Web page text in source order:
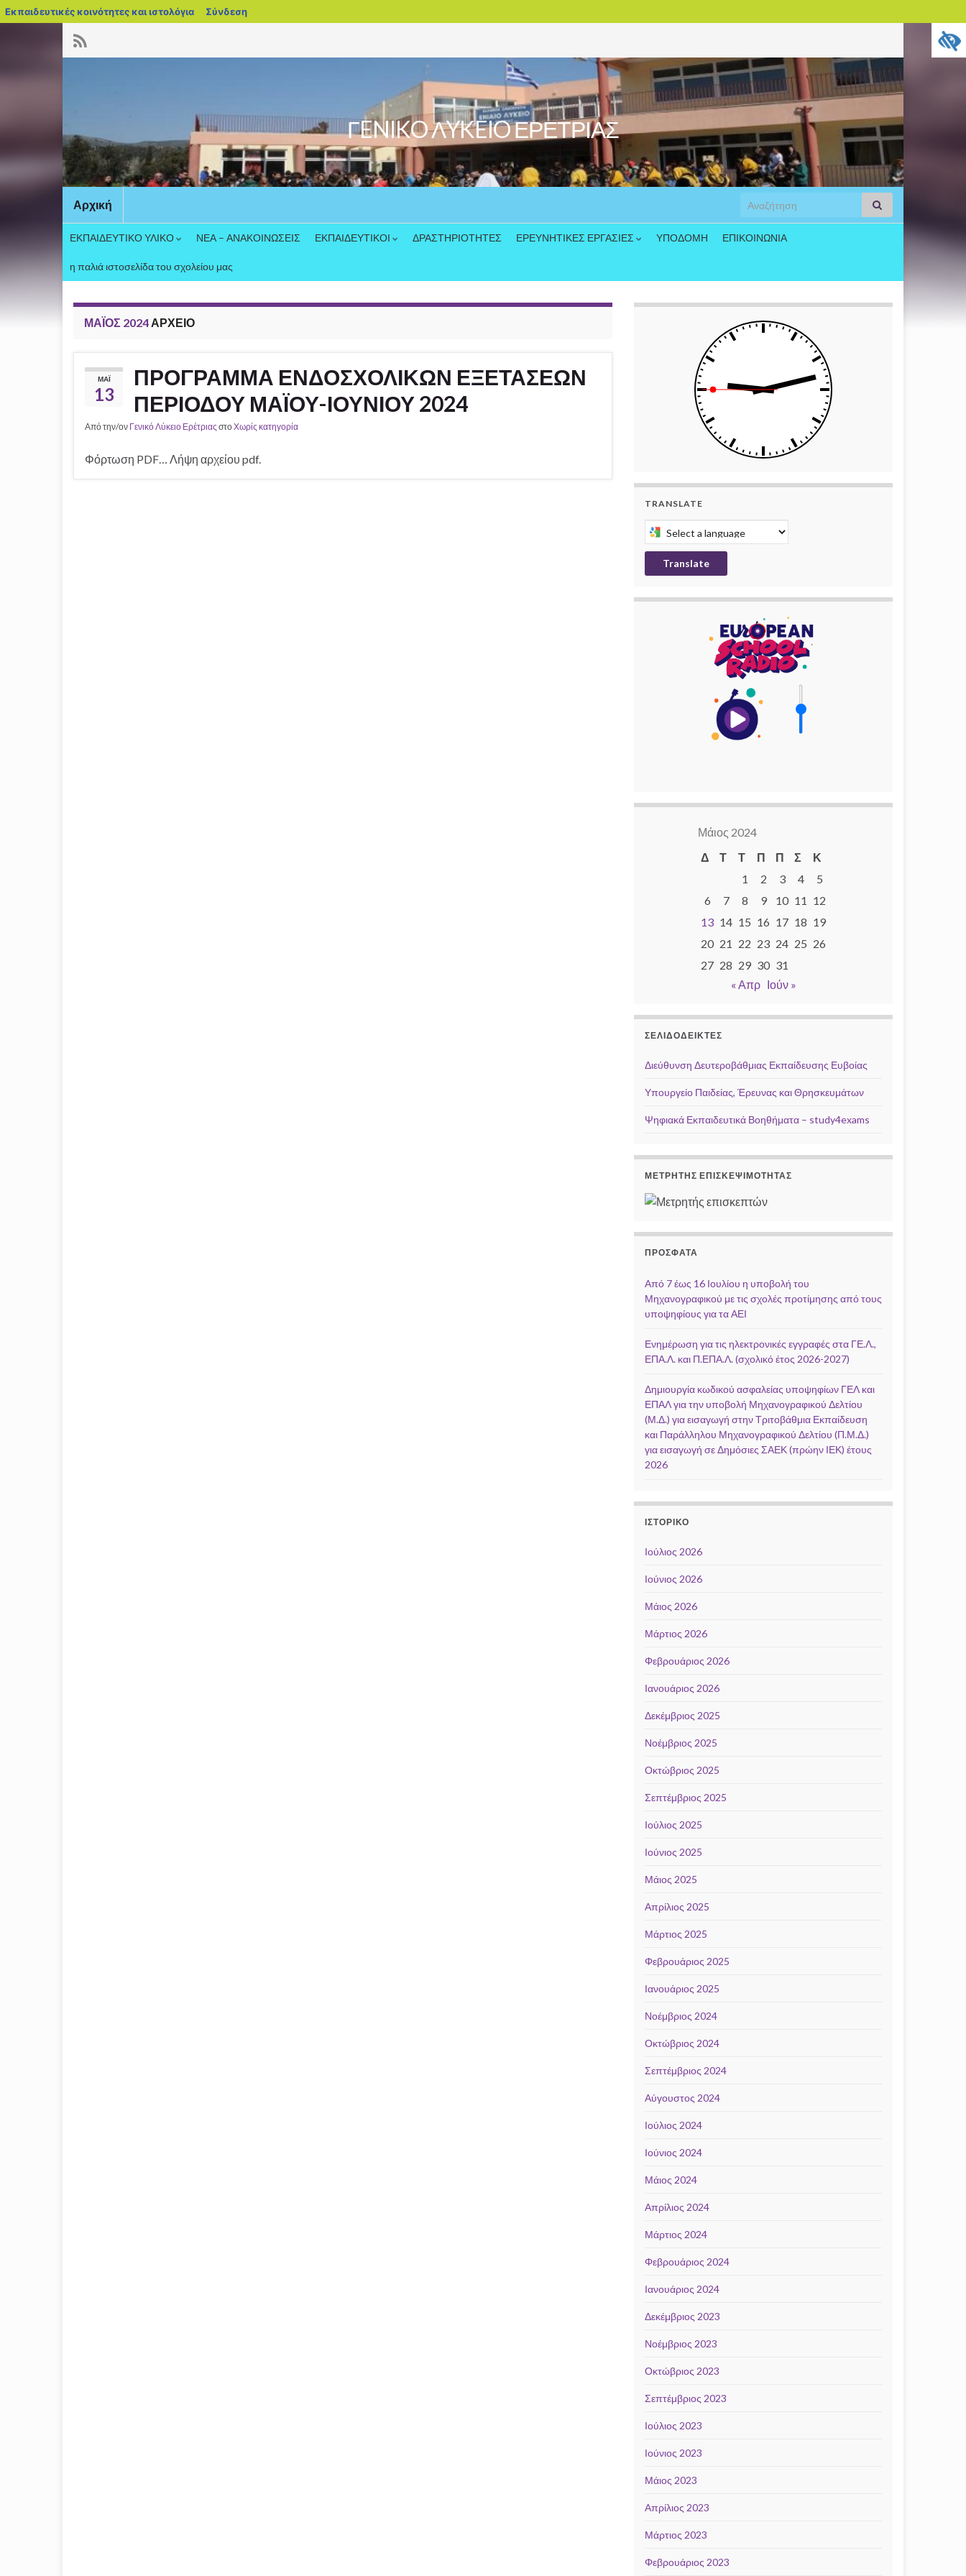
Εκπαιδευτικές κοινότητες και ιστολόγια blogs.sch.gr
Σύνδεση
ΓENIKO ΛYKEIO ΕΡΕΤΡΙΑΣ
Αρχική
Search
ΕΚΠΑΙΔΕΥΤΙΚΟ ΥΛΙΚΟ ΝΕΑ – ΑΝΑΚΟΙΝΩΣΕΙΣ ΕΚΠΑΙΔΕΥΤΙΚΟΙ ΔΡΑΣΤΗΡΙΟΤΗΤΕΣ ΕΡΕΥΝΗΤΙΚΕΣ ΕΡΓΑΣΙΕΣ ΥΠΟΔΟΜΗ ΕΠΙΚΟΙΝΩΝΙΑ
η παλιά ιστοσελίδα του σχολείου μας
ΜΆΙΟΣ 2024 ΑΡΧΕΊΟ
ΜΆΙ
13
ΠΡΟΓΡΑΜΜΑ ΕΝΔΟΣΧΟΛΙΚΩΝ ΕΞΕΤΑΣΕΩΝ
ΠΕΡΙΟΔΟΥ ΜΑΪΟΥ-ΙΟΥΝΙΟΥ 2024
Από την/ον Γενικό Λύκειο Ερέτριας στοΧωρίς κατηγορία
Φόρτωση PDF… Λήψη αρχείου pdf.
TRANSLATE
Select a language to translate this page
Translate
Μάιος 2024
Δ
Τ Τ Π Π Σ
Κ
1
2 3 4
5
6
7 8 9 10 11 12
13 14 15 16 17 18 19
20 21 22 23 24 25 26
27 28 29 30 31
« Απρ Ιούν »
ΣΕΛΙΔΟΔΕΊΚΤΕΣ
Διεύθυνση Δευτεροβάθμιας Εκπαίδευσης Ευβοίας
Υπουργείο Παιδείας, Έρευνας και Θρησκευμάτων
Ψηφιακά Εκπαιδευτικά Βοηθήματα – study4exams
ΜΕΤΡΗΤΉΣ ΕΠΙΣΚΕΨΙΜΌΤΗΤΑΣ
ΠΡΌΣΦΑΤΑ
Από 7 έως 16 Ιουλίου η υποβολή του
Μηχανογραφικού με τις σχολές προτίμησης από τους
υποψηφίους για τα ΑΕΙ
Ενημέρωση για τις ηλεκτρονικές εγγραφές στα ΓΕ.Λ.,
ΕΠΑ.Λ. και Π.ΕΠΑ.Λ. (σχολικό έτος 2026-2027)
Δημιουργία κωδικού ασφαλείας υποψηφίων ΓΕΛ και
ΕΠΑΛ για την υποβολή Μηχανογραφικού Δελτίου
(Μ.Δ.) για εισαγωγή στην Τριτοβάθμια Εκπαίδευση
και Παράλληλου Μηχανογραφικού Δελτίου (Π.Μ.Δ.)
για εισαγωγή σε Δημόσιες ΣΑΕΚ (πρώην ΙΕΚ) έτους
2026
ΙΣΤΟΡΙΚΌ
Ιούλιος 2026
Ιούνιος 2026
Μάιος 2026
Μάρτιος 2026
Φεβρουάριος 2026
Ιανουάριος 2026
Δεκέμβριος 2025
Νοέμβριος 2025
Οκτώβριος 2025
Σεπτέμβριος 2025
Ιούλιος 2025
Ιούνιος 2025
Μάιος 2025
Απρίλιος 2025
Μάρτιος 2025
Φεβρουάριος 2025
Ιανουάριος 2025
Νοέμβριος 2024
Οκτώβριος 2024
Σεπτέμβριος 2024
Αύγουστος 2024
Ιούλιος 2024
Ιούνιος 2024
Μάιος 2024
Απρίλιος 2024
Μάρτιος 2024
Φεβρουάριος 2024
Ιανουάριος 2024
Δεκέμβριος 2023
Νοέμβριος 2023
Οκτώβριος 2023
Σεπτέμβριος 2023
Ιούλιος 2023
Ιούνιος 2023
Μάιος 2023
Απρίλιος 2023
Μάρτιος 2023
Φεβρουάριος 2023